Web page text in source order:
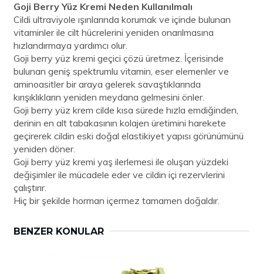
Goji Berry Yüz Kremi Neden Kullanılmalı
Cildi ultraviyole ışınlarında korumak ve içinde bulunan
vitaminler ile cilt hücrelerini yeniden onarılmasına
hızlandırmaya yardımcı olur.
Goji berry yüz kremi geçici çözü üretmez. İçerisinde
bulunan geniş spektrumlu vitamin, eser elemenler ve
aminoasitler bir araya gelerek savaştıklarında
kırışıklıkların yeniden meydana gelmesini önler.
Goji berry yüz krem cilde kısa sürede hızla emdiğinden,
derinin en alt tabakasının kolajen üretimini harekete
geçirerek cildin eski doğal elastikiyet yapısı görünümünü
yeniden döner.
Goji berry yüz kremi yaş ilerlemesi ile oluşan yüzdeki
değişimler ile mücadele eder ve cildin içi rezervlerini
çalıştırır.
Hiç bir şekilde horman içermez tamamen doğaldır.
BENZER KONULAR